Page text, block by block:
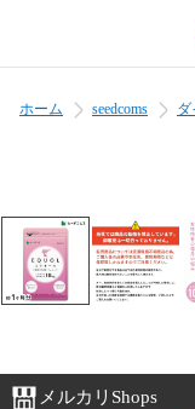
ホーム seedcoms ダ
メルカリShops